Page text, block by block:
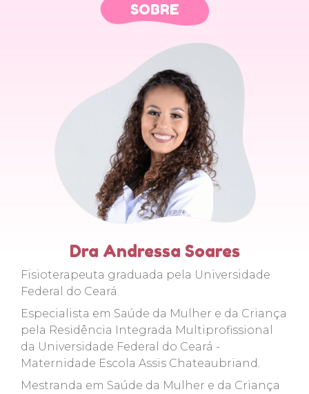
SOBRE
Dra Andressa Soares
Fisioterapeuta graduada pela Universidade
Federal do Ceará.
Especialista em Saúde da Mulher e da Criança
pela Residência Integrada Multiprofissional
da Universidade Federal do Ceará -
Maternidade Escola Assis Chateaubriand.
Mestranda em Saúde da Mulher e da Criança